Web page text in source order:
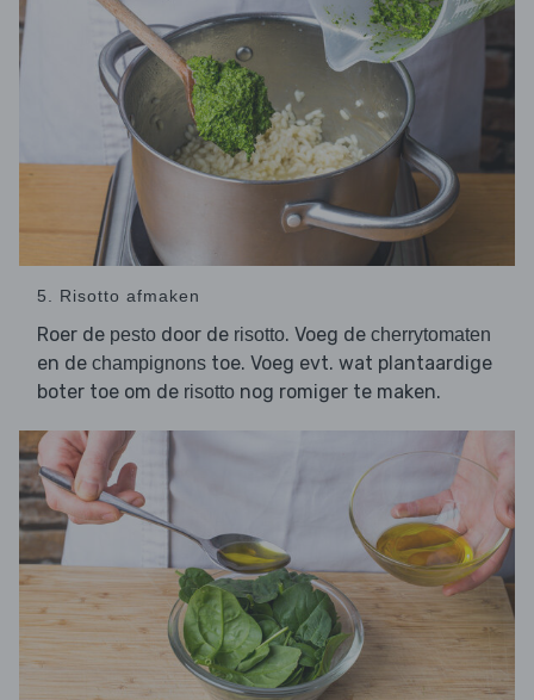
5. Risotto afmaken
Roer de pesto door de risotto. Voeg de cherrytomaten
en de champignons toe. Voeg evt. wat plantaardige
boter toe om de risotto nog romiger te maken.